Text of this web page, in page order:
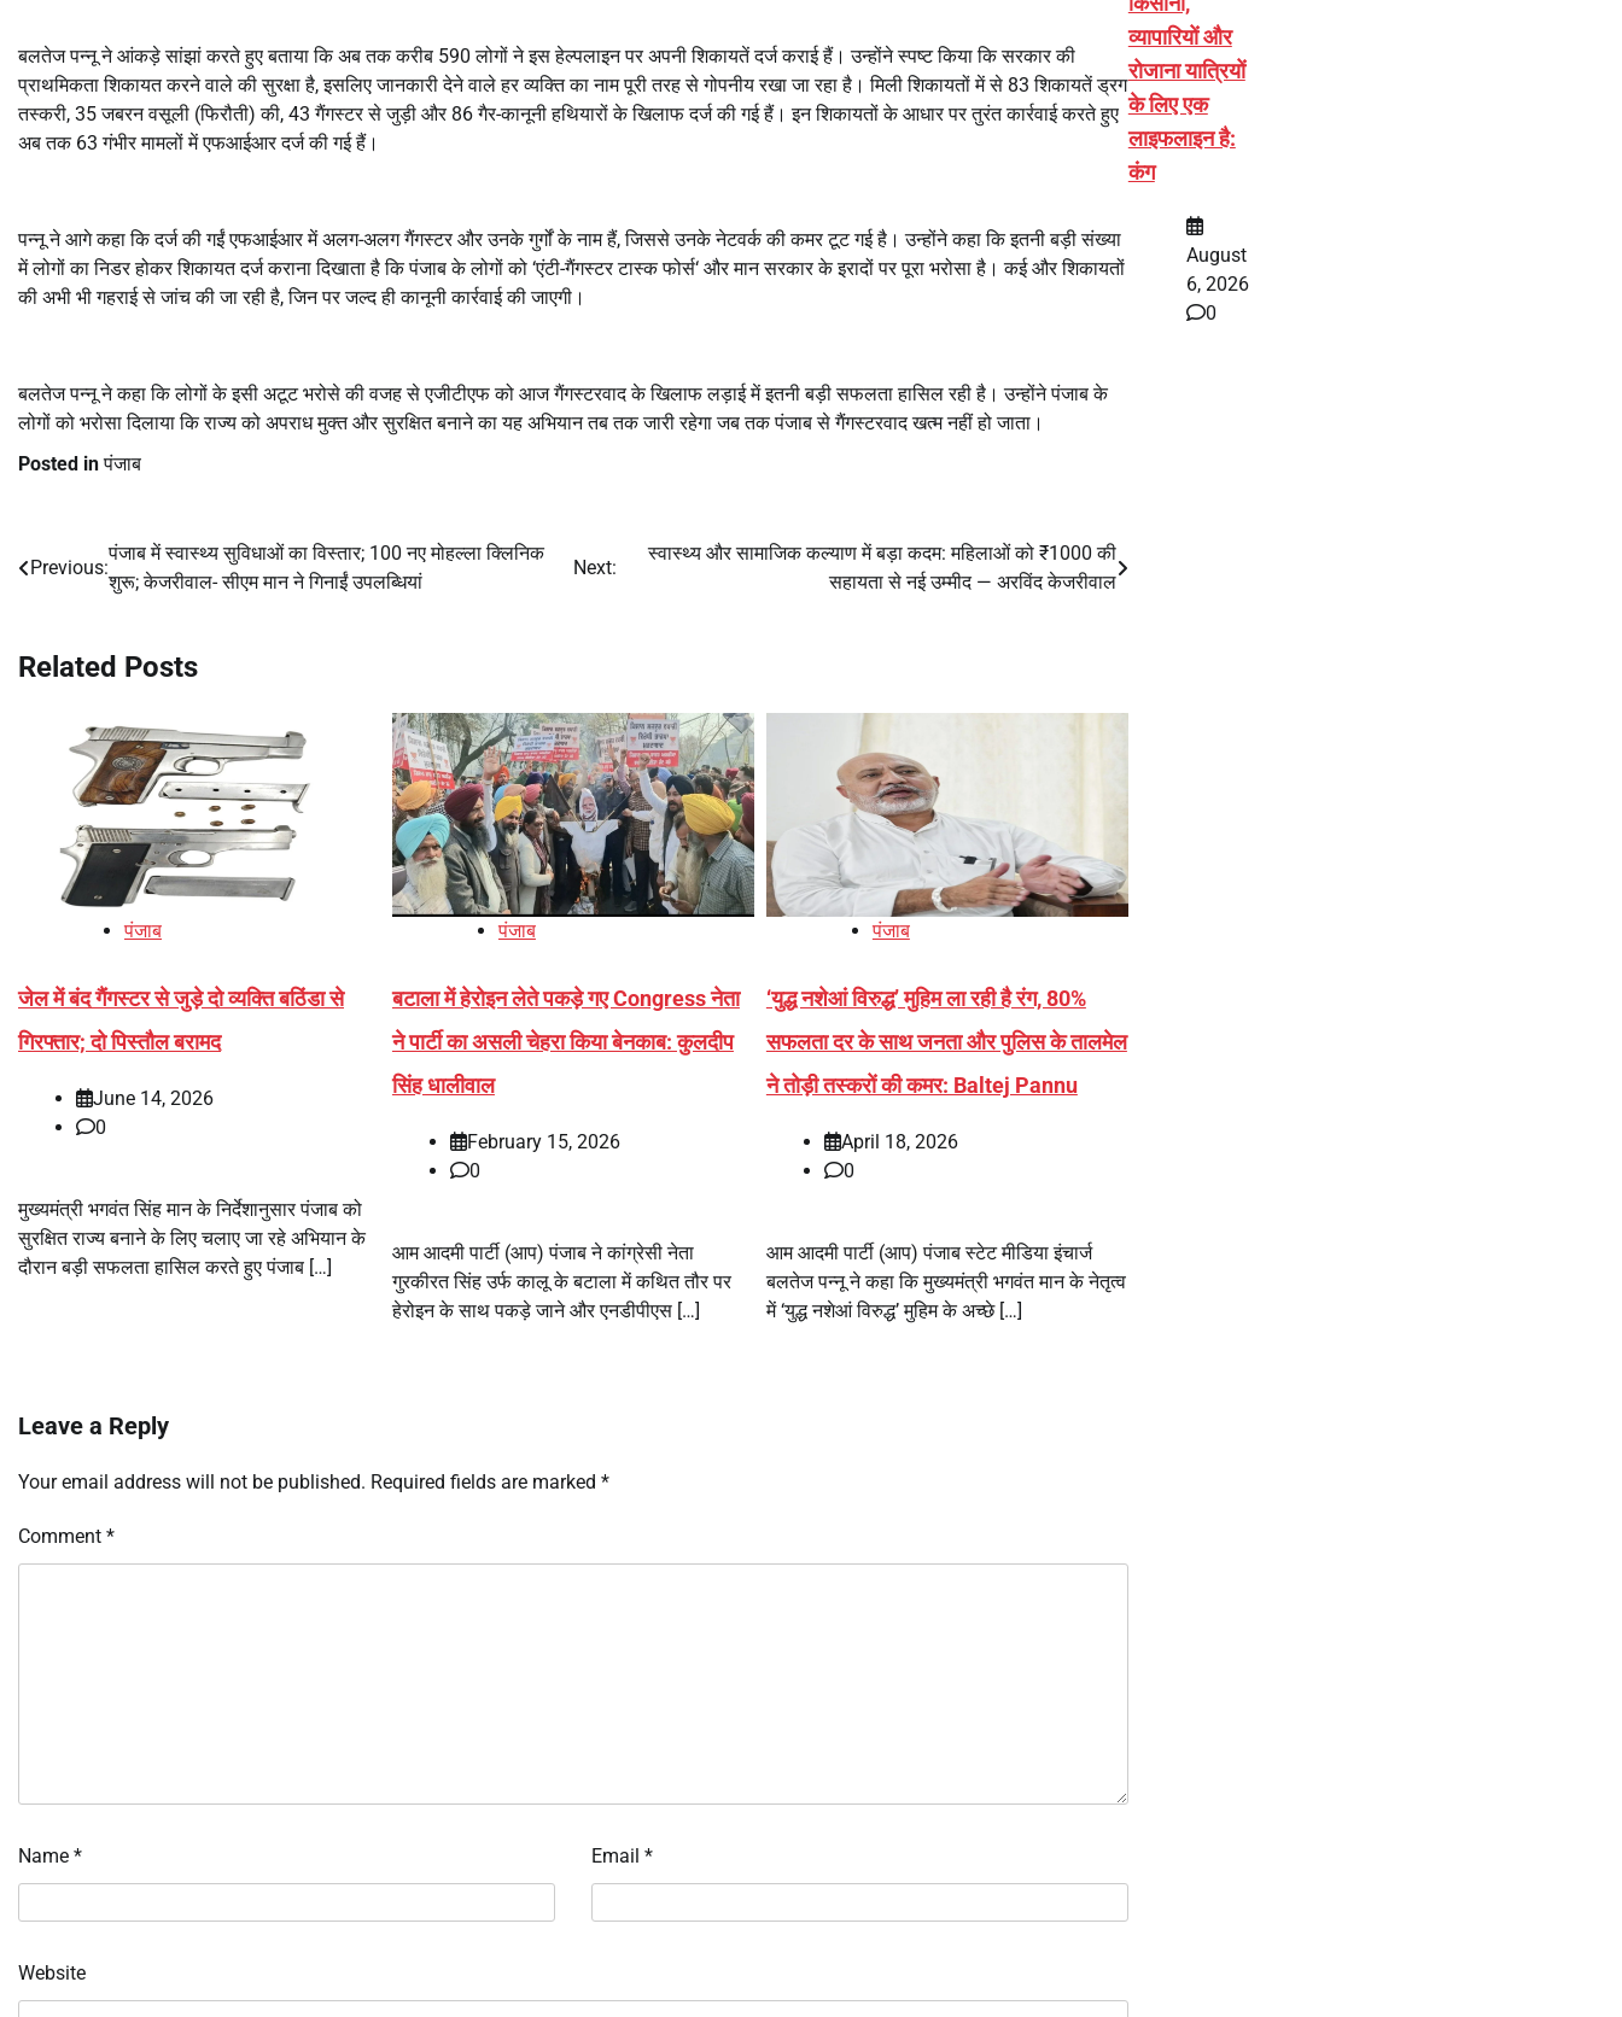
बलतेज पन्नू ने आंकड़े सांझां करते हुए बताया कि अब तक करीब 590 लोगों ने इस हेल्पलाइन पर अपनी शिकायतें दर्ज कराई हैं। उन्होंने स्पष्ट किया कि सरकार की
प्राथमिकता शिकायत करने वाले की सुरक्षा है,इसलिए जानकारी देने वाले हर व्यक्ति का नाम पूरी तरह से गोपनीय रखा जा रहा है। मिली शिकायतों में से 83 शिकायतें ड्रग
तस्करी, 35 जबरन वसूली (फिरौती) की, 43 गैंगस्टर से जुड़ी और 86 गैर-कानूनी हथियारों के खिलाफ दर्ज की गई हैं। इन शिकायतों के आधार पर तुरंत कार्रवाई करते हुए
अब तक 63 गंभीर मामलों में एफआईआर दर्ज की गई हैं।
पन्नू ने आगे कहा कि दर्ज की गईं एफआईआर में अलग-अलग गैंगस्टर और उनके गुर्गों के नाम हैं,जिससे उनके नेटवर्क की कमर टूट गई है। उन्होंने कहा कि इतनी बड़ी संख्या
में लोगों का निडर होकर शिकायत दर्ज कराना दिखाता है कि पंजाब के लोगों को ‘एंटी-गैंगस्टर टास्क फोर्स‘ और मान सरकार के इरादों पर पूरा भरोसा है। कई और शिकायतों
की अभी भी गहराई से जांच की जा रही है,जिन पर जल्द ही कानूनी कार्रवाई की जाएगी।
बलतेज पन्नू ने कहा कि लोगों के इसी अटूट भरोसे की वजह से एजीटीएफ को आज गैंगस्टरवाद के खिलाफ लड़ाई में इतनी बड़ी सफलता हासिल रही है। उन्होंने पंजाब के
लोगों को भरोसा दिलाया कि राज्य को अपराध मुक्त और सुरक्षित बनाने का यह अभियान तब तक जारी रहेगा जब तक पंजाब से गैंगस्टरवाद खत्म नहीं हो जाता।
Posted inपंजाब
Post
navigation
Previous:
पंजाब में स्वास्थ्य सुविधाओं का विस्तार; 100 नए मोहल्ला क्लिनिक
शुरू; केजरीवाल- सीएम मान ने गिनाईं उपलब्धियां
Next:
स्वास्थ्य और सामाजिक कल्याण में बड़ा कदम: महिलाओं को ₹1000 की
सहायता से नई उम्मीद — अरविंद केजरीवाल
Related Posts
पंजाब
जेल में बंद गैंगस्टर से जुड़े दो व्यक्ति बठिंडा से
गिरफ्तार; दो पिस्तौल बरामद
June 14, 2026
0
मुख्यमंत्री भगवंत सिंह मान के निर्देशानुसार पंजाब को
सुरक्षित राज्य बनाने के लिए चलाए जा रहे अभियान के
दौरान बड़ी सफलता हासिल करते हुए पंजाब […]
पंजाब
बटाला में हेरोइन लेते पकड़े गए Congress नेता
ने पार्टी का असली चेहरा किया बेनकाब: कुलदीप
सिंह धालीवाल
February 15, 2026
0
आम आदमी पार्टी (आप) पंजाब ने कांग्रेसी नेता
गुरकीरत सिंह उर्फ कालू के बटाला में कथित तौर पर
हेरोइन के साथ पकड़े जाने और एनडीपीएस […]
पंजाब
‘युद्ध नशेआं विरुद्ध’ मुहिम ला रही है रंग, 80%
सफलता दर के साथ जनता और पुलिस के तालमेल
ने तोड़ी तस्करों की कमर: Baltej Pannu
April 18, 2026
0
आम आदमी पार्टी (आप) पंजाब स्टेट मीडिया इंचार्ज
बलतेज पन्नू ने कहा कि मुख्यमंत्री भगवंत मान के नेतृत्व
में ‘युद्ध नशेआं विरुद्ध’ मुहिम के अच्छे […]
Leave a Reply
Your email address will not be published. Required fields are marked *
Comment *
Name * Email *
Website
व्यापारियों और
रोजाना यात्रियों
के लिए एक
लाइफलाइन है:
कंग
August
6, 2026
0